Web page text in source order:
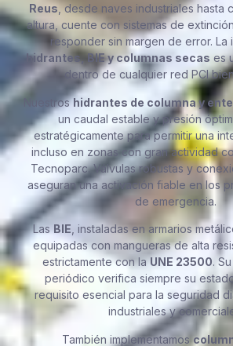
Reus, desde naves industriales hasta
altura, cuente con sistemas de
responder sin margen de error. La
hidrantes, BIE y columnas secas es
dentro de cualquier red PCI
Nuestroshidrantes de columna y
un caudal estable y presión
estratégicamente para permitir una
incluso en zonas con gran actividad
Tecnoparc. Válvulas robustas y
aseguran una activación fiable en los
de emergencia.
LasBIE , instaladas en armarios
equipadas con mangueras de alta
estrictamente con laUNE 23500.
periódico verifica siempre su
requisito esencial para la seguridad
industriales y
También implementamos